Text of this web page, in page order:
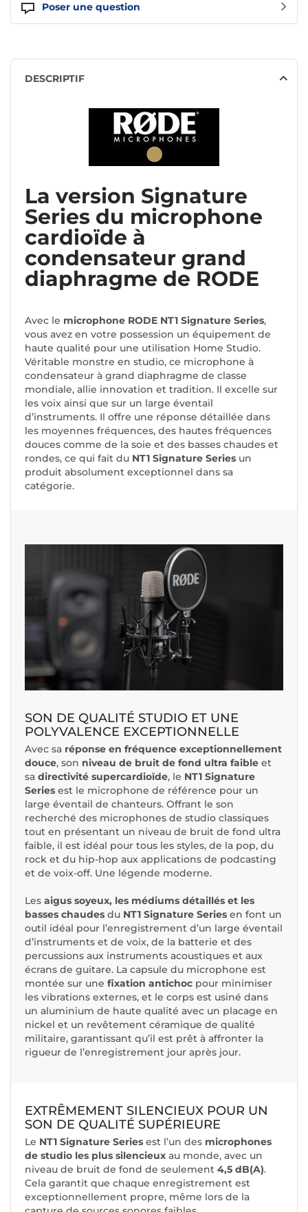
Poser une question
DESCRIPTIF
La version Signature
Series du microphone
cardioïde à
condensateur grand
diaphragme de RODE
Avec le microphone RODE NT1 Signature Series,
vous avez en votre possession un équipement de
haute qualité pour une utilisation Home Studio.
Véritable monstre en studio, ce microphone à
condensateur à grand diaphragme de classe
mondiale, allie innovation et tradition. Il excelle sur
les voix ainsi que sur un large éventail
d’instruments. Il offre une réponse détaillée dans
les moyennes fréquences, des hautes fréquences
douces comme de la soie et des basses chaudes et
rondes, ce qui fait du NT1 Signature Series un
produit absolument exceptionnel dans sa
catégorie.
SON DE QUALITÉ STUDIO ET UNE
POLYVALENCE EXCEPTIONNELLE
Avec sa réponse en fréquence exceptionnellement
douce, son niveau de bruit de fond ultra faible et
sa directivité supercardioïde, le NT1 Signature
Series est le microphone de référence pour un
large éventail de chanteurs. Offrant le son
recherché des microphones de studio classiques
tout en présentant un niveau de bruit de fond ultra
faible, il est idéal pour tous les styles, de la pop, du
rock et du hip-hop aux applications de podcasting
et de voix-off. Une légende moderne.
Les aigus soyeux, les médiums détaillés et les
basses chaudes du NT1 Signature Series en font un
outil idéal pour l’enregistrement d’un large éventail
d’instruments et de voix, de la batterie et des
percussions aux instruments acoustiques et aux
écrans de guitare. La capsule du microphone est
montée sur une fixation antichoc pour minimiser
les vibrations externes, et le corps est usiné dans
un aluminium de haute qualité avec un placage en
nickel et un revêtement céramique de qualité
militaire, garantissant qu’il est prêt à affronter la
rigueur de l’enregistrement jour après jour.
EXTRÊMEMENT SILENCIEUX POUR UN
SON DE QUALITÉ SUPÉRIEURE
Le NT1 Signature Series est l’un des microphones
de studio les plus silencieux au monde, avec un
niveau de bruit de fond de seulement 4,5 dB(A).
Cela garantit que chaque enregistrement est
exceptionnellement propre, même lors de la